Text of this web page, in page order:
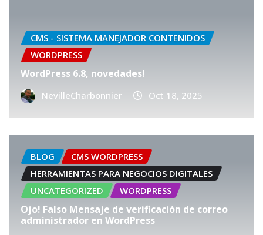
CMS - SISTEMA MANEJADOR CONTENIDOS
WORDPRESS
WordPress 6.8, novedades!
NevilleCharbonnier Oct 18, 2025
BLOG
CMS WORDPRESS
HERRAMIENTAS PARA NEGOCIOS DIGITALES
UNCATEGORIZED
WORDPRESS
Ojo! Falso Mensaje de verificación de correo
administrador en WordPress